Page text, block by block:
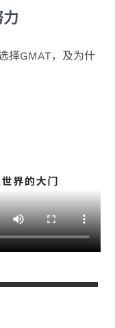
择GMAT，及为什